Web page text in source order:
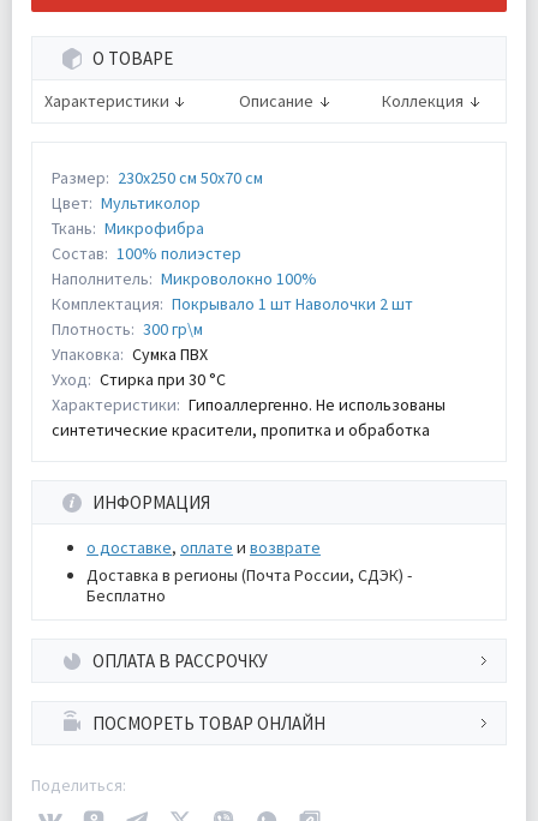
О ТОВАРЕ
Характеристики Описание Коллекция
Размер: 230х250 см 50х70 см
Цвет: Мультиколор
Ткань: Микрофибра
Состав: 100% полиэстер
Наполнитель: Микроволокно 100%
Комплектация: Покрывало 1 шт Наволочки 2 шт
Плотность: 300 гр\м
Упаковка: Сумка ПВХ
Уход: Стирка при 30 °С
Характеристики: Гипоаллергенно. Не использованы
синтетические красители, пропитка и обработка
ИНФОРМАЦИЯ
о доставке, оплате и возврате
Доставка в регионы (Почта России, СДЭК) -
Бесплатно
ОПЛАТА В РАССРОЧКУ
ПОСМОРЕТЬ ТОВАР ОНЛАЙН
Поделиться: